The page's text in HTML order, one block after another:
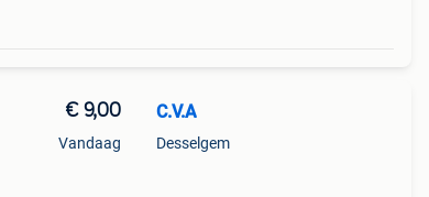
€ 9,00
Vandaag
C.V.A
Desselgem